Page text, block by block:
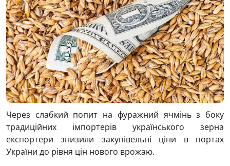
Через слабкий попит на фуражний ячмінь з боку
традиційних імпортерів українського зерна
експортери знизили закупівельні ціни в портах
України до рівня цін нового врожаю.